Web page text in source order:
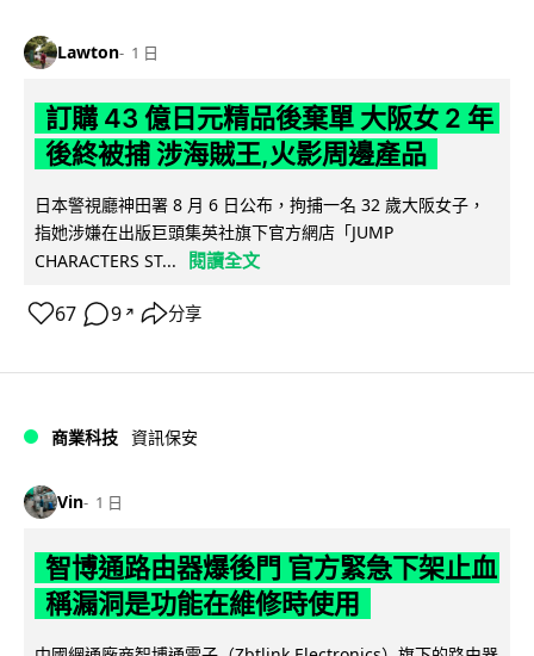
Lawton 1 日
訂購 43 億日元精品後棄單 大阪女 2 年
後終被捕 涉海賊王,火影周邊產品
日本警視廳神田署 8 月 6 日公布，拘捕一名 32 歲大阪女子，
指她涉嫌在出版巨頭集英社旗下官方網店「JUMP
CHARACTERS ST...
閱讀全文
67 9 ↗ 分享
商業科技 資訊保安
Vin 1 日
智博通路由器爆後門 官方緊急下架止血
稱漏洞是功能在維修時使用